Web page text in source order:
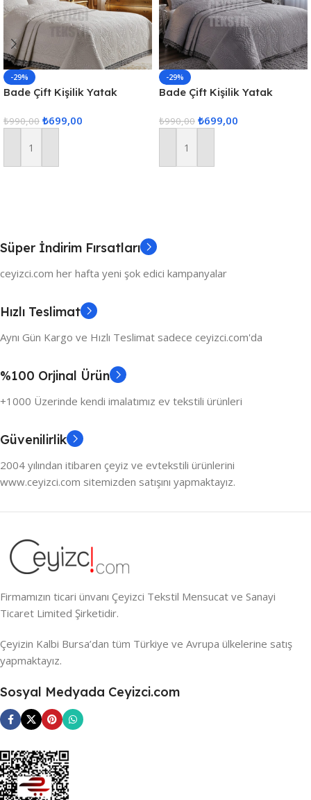
-29%
Bade Çift Kişilik Yatak
₺990,00 ₺699,00
Sepete Ekle
-29%
Bade Çift Kişilik Yatak
₺990,00 ₺699,00
Sepete Ekle
Süper İndirim Fırsatları
ceyizci.com her hafta yeni şok edici kampanyalar
Hızlı Teslimat
Aynı Gün Kargo ve Hızlı Teslimat sadece ceyizci.com'da
%100 Orjinal Ürün
+1000 Üzerinde kendi imalatımız ev tekstili ürünleri
Güvenilirlik
2004 yılından itibaren çeyiz ve evtekstili ürünlerini
www.ceyizci.com sitemizden satışını yapmaktayız.
Firmamızın ticari ünvanı Çeyizci Tekstil Mensucat ve Sanayi
Ticaret Limited Şirketidir.
Çeyizin Kalbi Bursa’dan tüm Türkiye ve Avrupa ülkelerine satış
yapmaktayız.
Sosyal Medyada Ceyizci.com